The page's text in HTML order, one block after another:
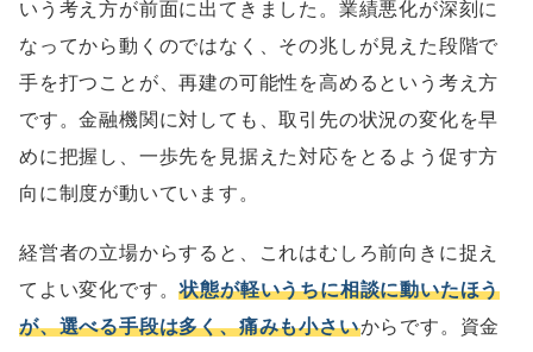
いう考え方が前面に出てきました。業績悪化が深刻に
なってから動くのではなく、その兆しが見えた段階で
手を打つことが、再建の可能性を高めるという考え方
です。金融機関に対しても、取引先の状況の変化を早
めに把握し、一歩先を見据えた対応をとるよう促す方
向に制度が動いています。
経営者の立場からすると、これはむしろ前向きに捉え
てよい変化です。状態が軽いうちに相談に動いたほう
が、選べる手段は多く、痛みも小さいからです。資金